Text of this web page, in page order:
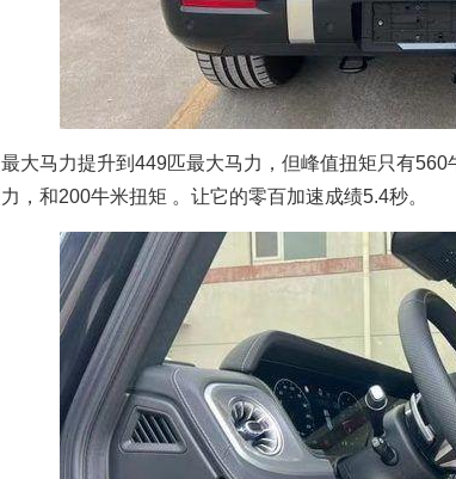
最大马力提升到449匹最大马力，但峰值扭矩只有
力，和200牛米扭矩 。让它的零百加速成绩5.4秒。